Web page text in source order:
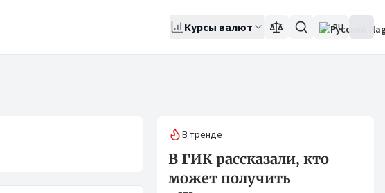
Курсы валют RU
В тренде
В ГИК рассказали, кто
может получить